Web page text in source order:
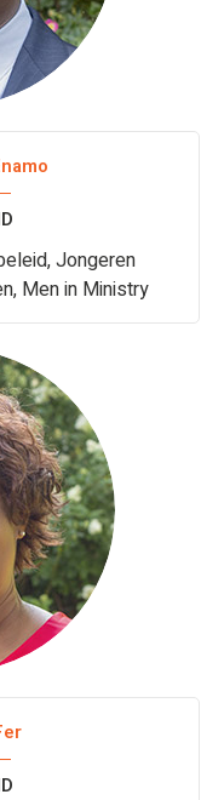
Jongeren
Men in Ministry